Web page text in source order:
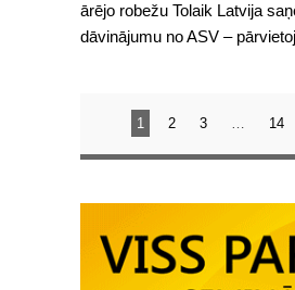
ārējo robežu Tolaik Latvija
dāvinājumu no ASV –
1 2 3 … 14